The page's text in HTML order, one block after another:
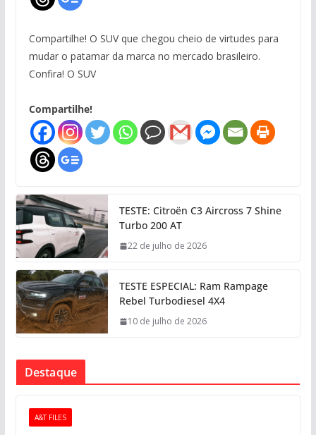
Compartilhe! O SUV que chegou cheio de virtudes para
mudar o patamar da marca no mercado brasileiro.
Confira! O SUV
Compartilhe!
TESTE: Citroën C3 Aircross 7 Shine
Turbo 200 AT
22 de julho de 2026
TESTE ESPECIAL: Ram Rampage
Rebel Turbodiesel 4X4
10 de julho de 2026
Destaque
A&T FILES